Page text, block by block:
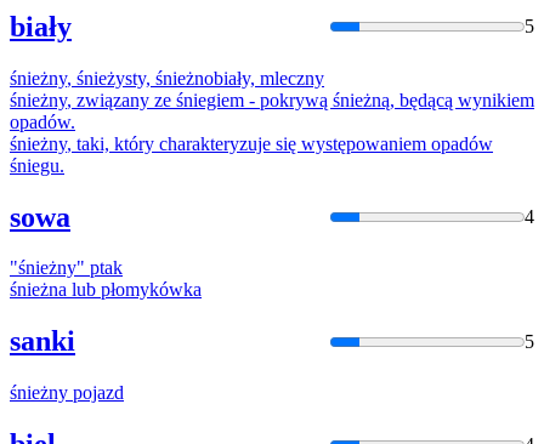
biały 5
śnieżny, śnieżysty, śnieżnobiały, mleczny
śnieżny, związany ze śniegiem - pokrywą śnieżną, będącą wynikiem
opadów.
śnieżny, taki, który charakteryzuje się występowaniem opadów
śniegu.
sowa 4
"śnieżny" ptak
śnieżna lub płomykówka
sanki 5
śnieżny pojazd